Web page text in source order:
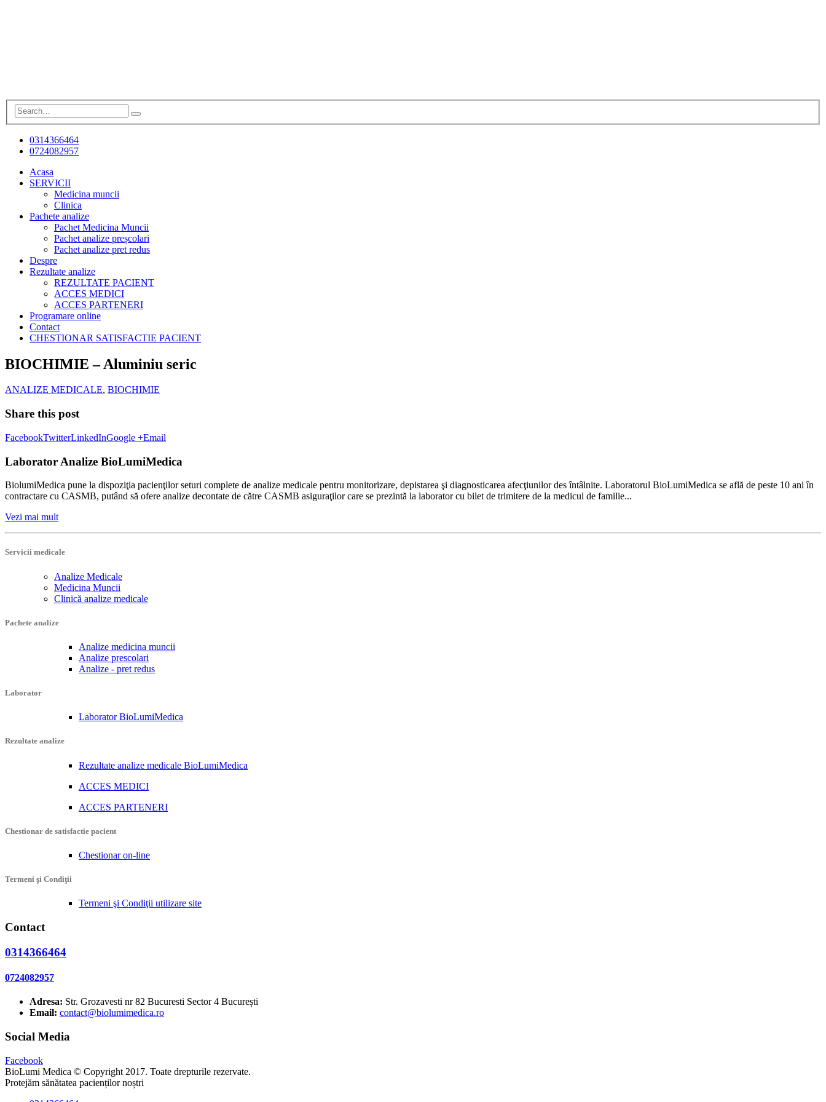
0314366464
0724082957
Acasa
SERVICII
Medicina muncii
Clinica
Pachete analize
Pachet Medicina Muncii
Pachet analize preșcolari
Pachet analize pret redus
Despre
Rezultate analize
REZULTATE PACIENT
ACCES MEDICI
ACCES PARTENERI
Programare online
Contact
CHESTIONAR SATISFACTIE PACIENT
BIOCHIMIE – Aluminiu seric
ANALIZE MEDICALE, BIOCHIMIE
Share this post
FacebookTwitterLinkedInGoogle +Email
Laborator Analize BioLumiMedica
BiolumiMedica pune la dispoziţia pacienţilor seturi complete de analize medicale pentru monitorizare, depistarea şi diagnosticarea afecţiunilor des întâlnite. Laboratorul BioLumiMedica se află de peste 10 ani în
contractare cu CASMB, putând să ofere analize decontate de către CASMB asiguraţilor care se prezintă la laborator cu bilet de trimitere de la medicul de familie...
Vezi mai mult
Servicii medicale
Analize Medicale
Medicina Muncii
Clinică analize medicale
Pachete analize
Analize medicina muncii
Analize prescolari
Analize - pret redus
Laborator
Laborator BioLumiMedica
Rezultate analize
Rezultate analize medicale BioLumiMedica
ACCES MEDICI
ACCES PARTENERI
Chestionar de satisfactie pacient
Chestionar on-line
Termeni şi Condiţii
Termeni şi Condiţii utilizare site
Contact
0314366464
0724082957
Adresa: Str. Grozavesti nr 82 Bucuresti Sector 4 București
Email: contact@biolumimedica.ro
Social Media
Facebook
BioLumi Medica © Copyright 2017. Toate drepturile rezervate.
Protejăm sănătatea pacienților noștri